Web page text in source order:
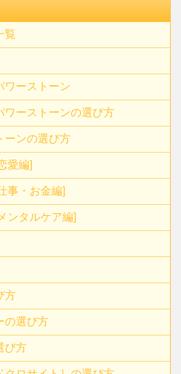
覧
ワーストーン
ワーストーンの選び方
ーンの選び方
愛編]
事・お金編]
ンタルケア編]
方
の選び方
び方